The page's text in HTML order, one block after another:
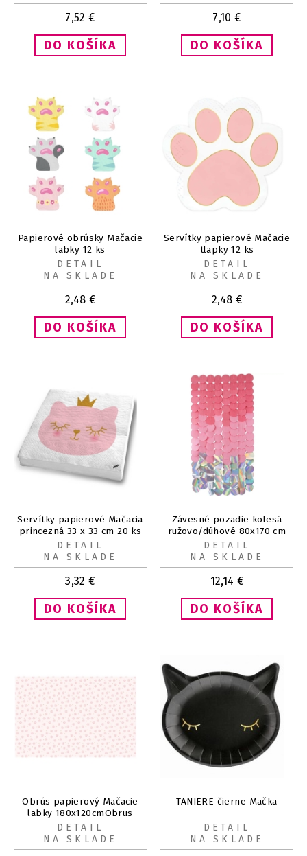
7,52 € 7,10 €
Papierové obrúsky Mačacie
labky 12 ks
2,48 €
DETAIL
NA SKLADE
Servítky papierové Mačacie
tlapky 12 ks
2,48 €
DETAIL
NA SKLADE
Servítky papierové Mačacia
princezná 33 x 33 cm 20 ks
3,32 €
DETAIL
NA SKLADE
Závesné pozadie kolesá
ružovo/dúhové 80x170 cm
12,14 €
DETAIL
NA SKLADE
Obrús papierový Mačacie
labky 180x120cmObrus
papierový Mačacie labky
180x120 cm
DETAIL
NA SKLADE
TANIERE čierne Mačka
DETAIL
NA SKLADE